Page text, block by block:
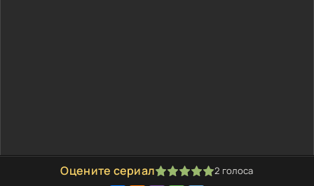
Оцените сериал
1 2 3 4 5 2 голоса